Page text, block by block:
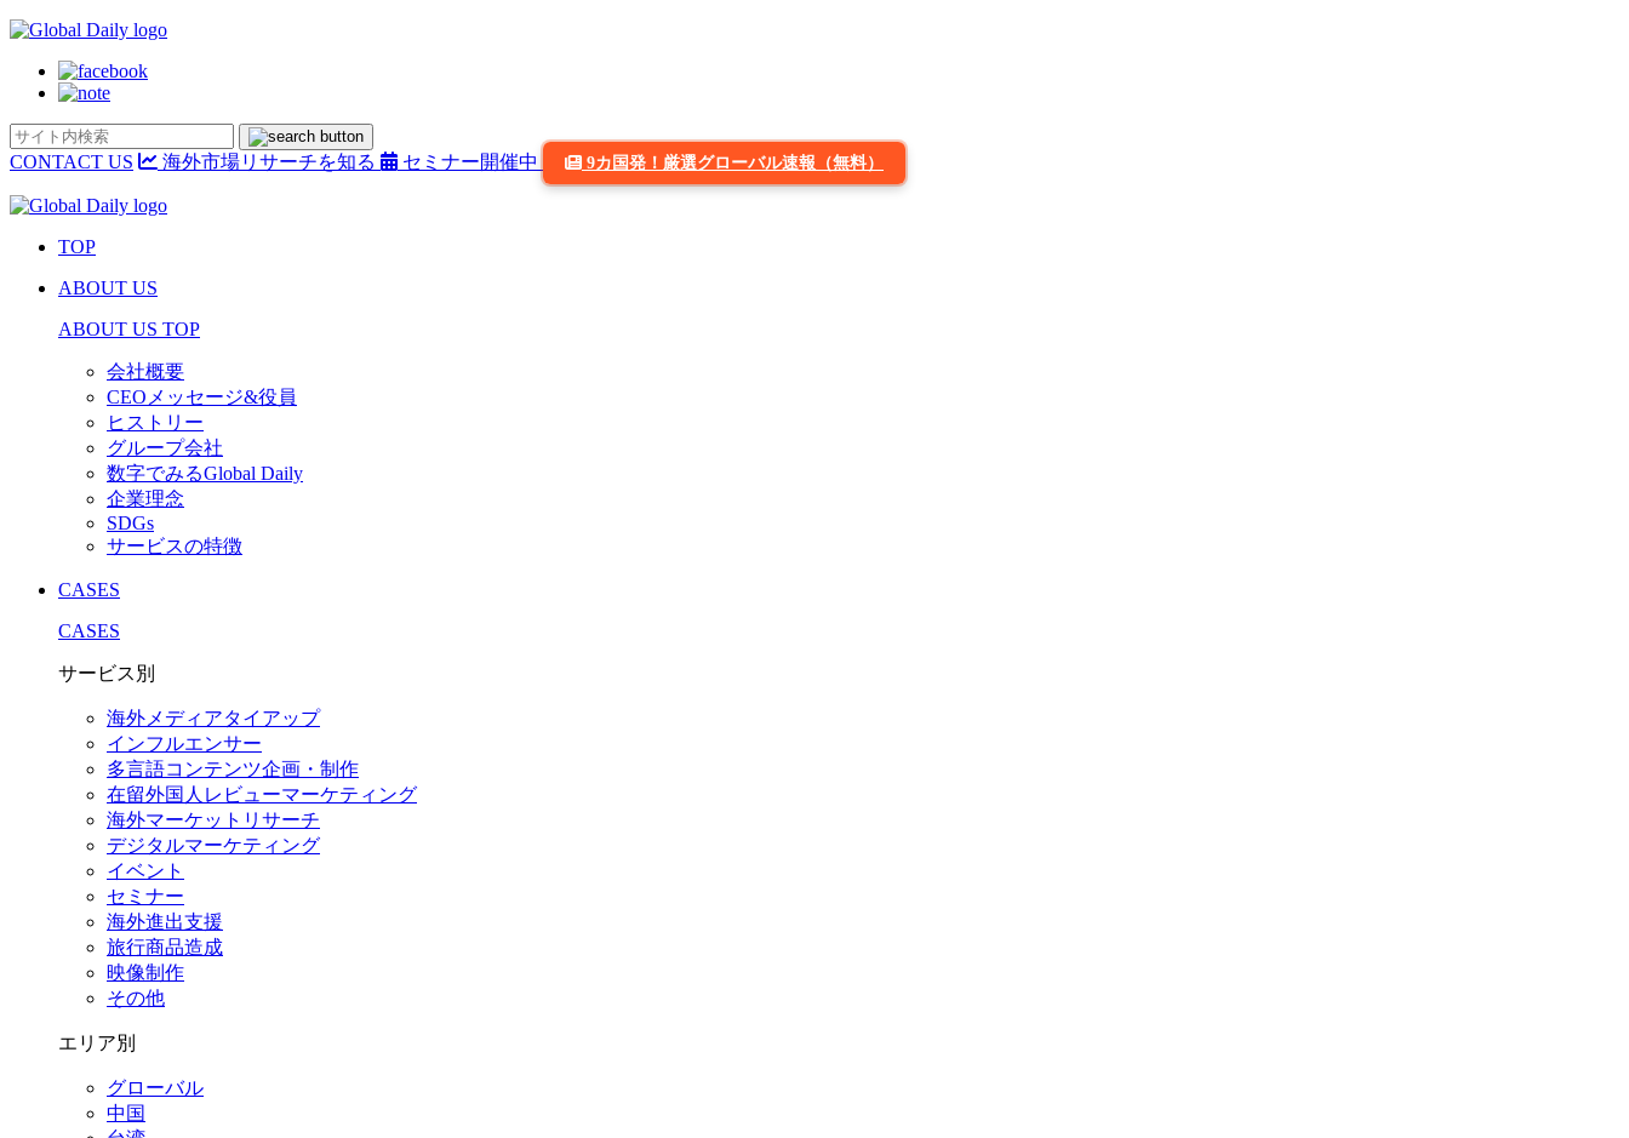
CONTACT US 海外市場リサーチを知る セミナー開催中 9カ国発！厳選グローバル速報（無料）
TOP
ABOUT US
ABOUT US TOP
会社概要
CEOメッセージ&役員
ヒストリー
グループ会社
数字でみるGlobal Daily
企業理念
SDGs
サービスの特徴
CASES
CASES
サービス別
海外メディアタイアップ
インフルエンサー
多言語コンテンツ企画・制作
在留外国⼈レビューマーケティング
海外マーケットリサーチ
デジタルマーケティング
イベント
セミナー
海外進出支援
旅行商品造成
映像制作
その他
エリア別
グローバル
中国